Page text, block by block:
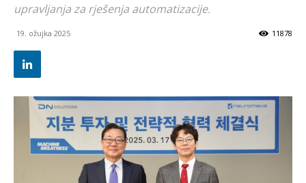
upravljanja za rješenja automatizacije.
19. ožujka 2025 11878